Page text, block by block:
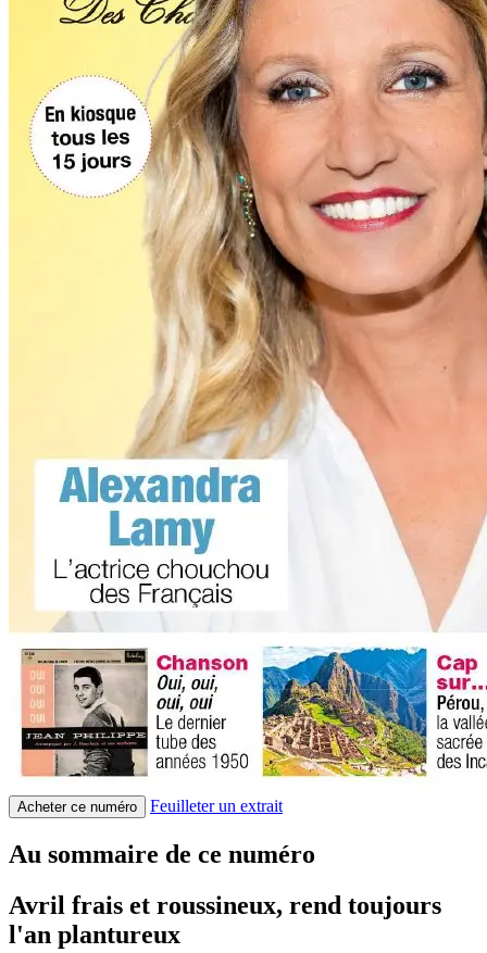
Acheter ce numéro Feuilleter un extrait
Au sommaire de ce numéro
Avril frais et roussineux, rend toujours
l'an plantureux